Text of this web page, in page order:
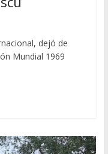
dejó de
Mundial 1969